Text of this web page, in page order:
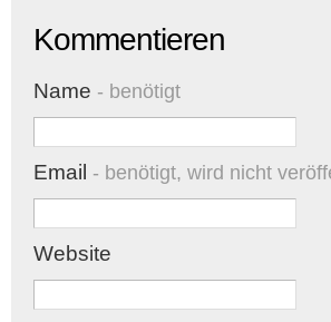
Kommentieren
Name - benötigt
Email - benötigt, wird nicht
Website